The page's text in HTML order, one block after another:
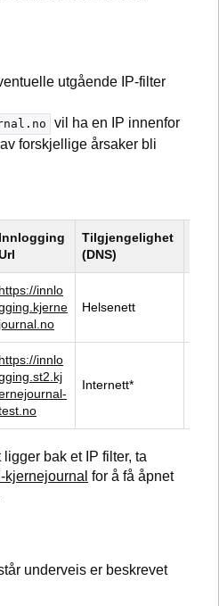
utgående IP-filter
vil ha en IP innenfor
forskjellige årsaker bli
Innlogging
Tilgjengelighet
(DNS)
https://innlo
journal.no
Helsenett
https://innlo
Internett*
bak et IP filter, ta
for å få åpnet
underveis er beskrevet